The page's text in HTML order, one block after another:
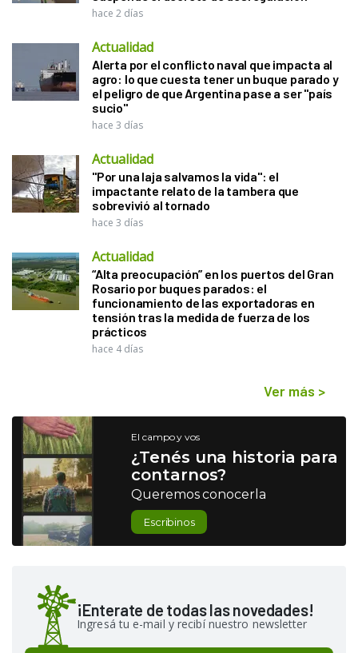
hace 2 días
Actualidad
Alerta por el conflicto naval que impacta al
agro: lo que cuesta tener un buque parado y
el peligro de que Argentina pase a ser "país
sucio"
hace 3 días
Actualidad
"Por una laja salvamos la vida": el
impactante relato de la tambera que
sobrevivió al tornado
hace 3 días
Actualidad
“Alta preocupación” en los puertos del Gran
Rosario por buques parados: el
funcionamiento de las exportadoras en
tensión tras la medida de fuerza de los
prácticos
hace 4 días
Ver más >
El campo y vos
¿Tenés una historia para
contarnos?
Queremos conocerla
Escribinos
¡Enterate de todas las novedades!
Ingresá tu e-mail y recibí nuestro newsletter